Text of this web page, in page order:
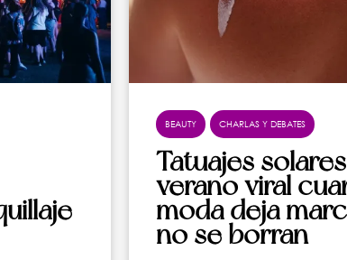
BEAUTY CHARLAS Y DEBATES
Tatuajes
verano viral
moda deja
no se borran